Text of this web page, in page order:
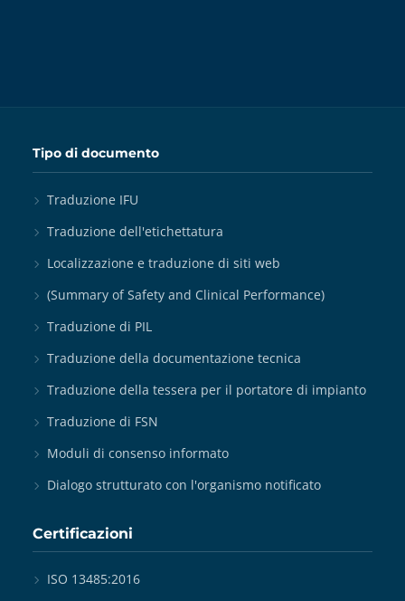
Tipo di documento
Traduzione IFU
Traduzione dell'etichettatura
Localizzazione e traduzione di siti web
(Summary of Safety and Clinical Performance)
Traduzione di PIL
Traduzione della documentazione tecnica
Traduzione della tessera per il portatore di impianto
Traduzione di FSN
Moduli di consenso informato
Dialogo strutturato con l'organismo notificato
Certificazioni
ISO 13485:2016